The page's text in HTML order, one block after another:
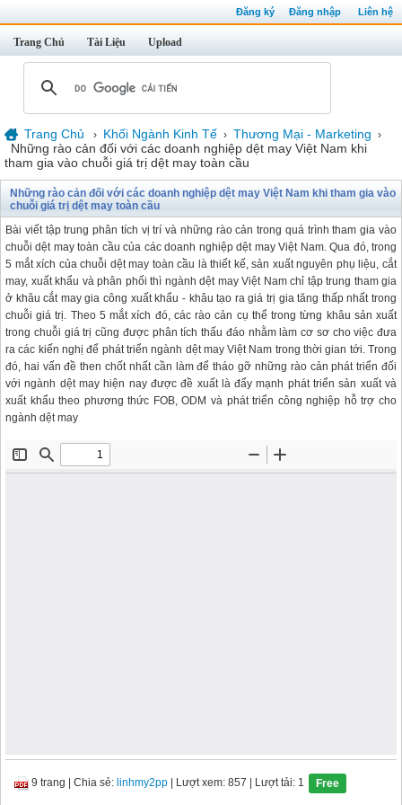
Đăng ký Đăng nhập Liên hệ
Trang Chủ Tài Liệu Upload
Trang Chủ › Khối Ngành Kinh Tế › Thương Mại - Marketing ›
Những rào cản đối với các doanh nghiệp dệt may Việt Nam khi
tham gia vào chuỗi giá trị dệt may toàn cầu
Những rào cản đối với các doanh nghiệp dệt may Việt Nam khi tham gia vào
chuỗi giá trị dệt may toàn cầu
Bài viết tập trung phân tích vị trí và những rào cản trong quá trình tham gia vào
chuỗi dệt may toàn cầu của các doanh nghiệp dệt may Việt Nam. Qua đó, trong
5 mắt xích của chuỗi dệt may toàn cầu là thiết kế, sản xuất nguyên phụ liệu, cắt
may, xuất khẩu và phân phối thì ngành dệt may Việt Nam chỉ tập trung tham gia
ở khâu cắt may gia công xuất khẩu - khâu tạo ra giá trị gia tăng thấp nhất trong
chuỗi giá trị. Theo 5 mắt xích đó, các rào cản cụ thể trong từng khâu sản xuất
trong chuỗi giá trị cũng được phân tích thấu đáo nhằm làm cơ sơ cho việc đưa
ra các kiến nghị để phát triển ngành dệt may Việt Nam trong thời gian tới. Trong
đó, hai vấn đề then chốt nhất cần làm để tháo gỡ những rào cản phát triển đối
với ngành dệt may hiện nay được đề xuất là đẩy mạnh phát triển sản xuất và
xuất khẩu theo phương thức FOB, ODM và phát triển công nghiệp hỗ trợ cho
ngành dệt may
9 trang Chia sẻ: linhmy2pp | Lượt xem: 857 | Lượt tải: 1 Free